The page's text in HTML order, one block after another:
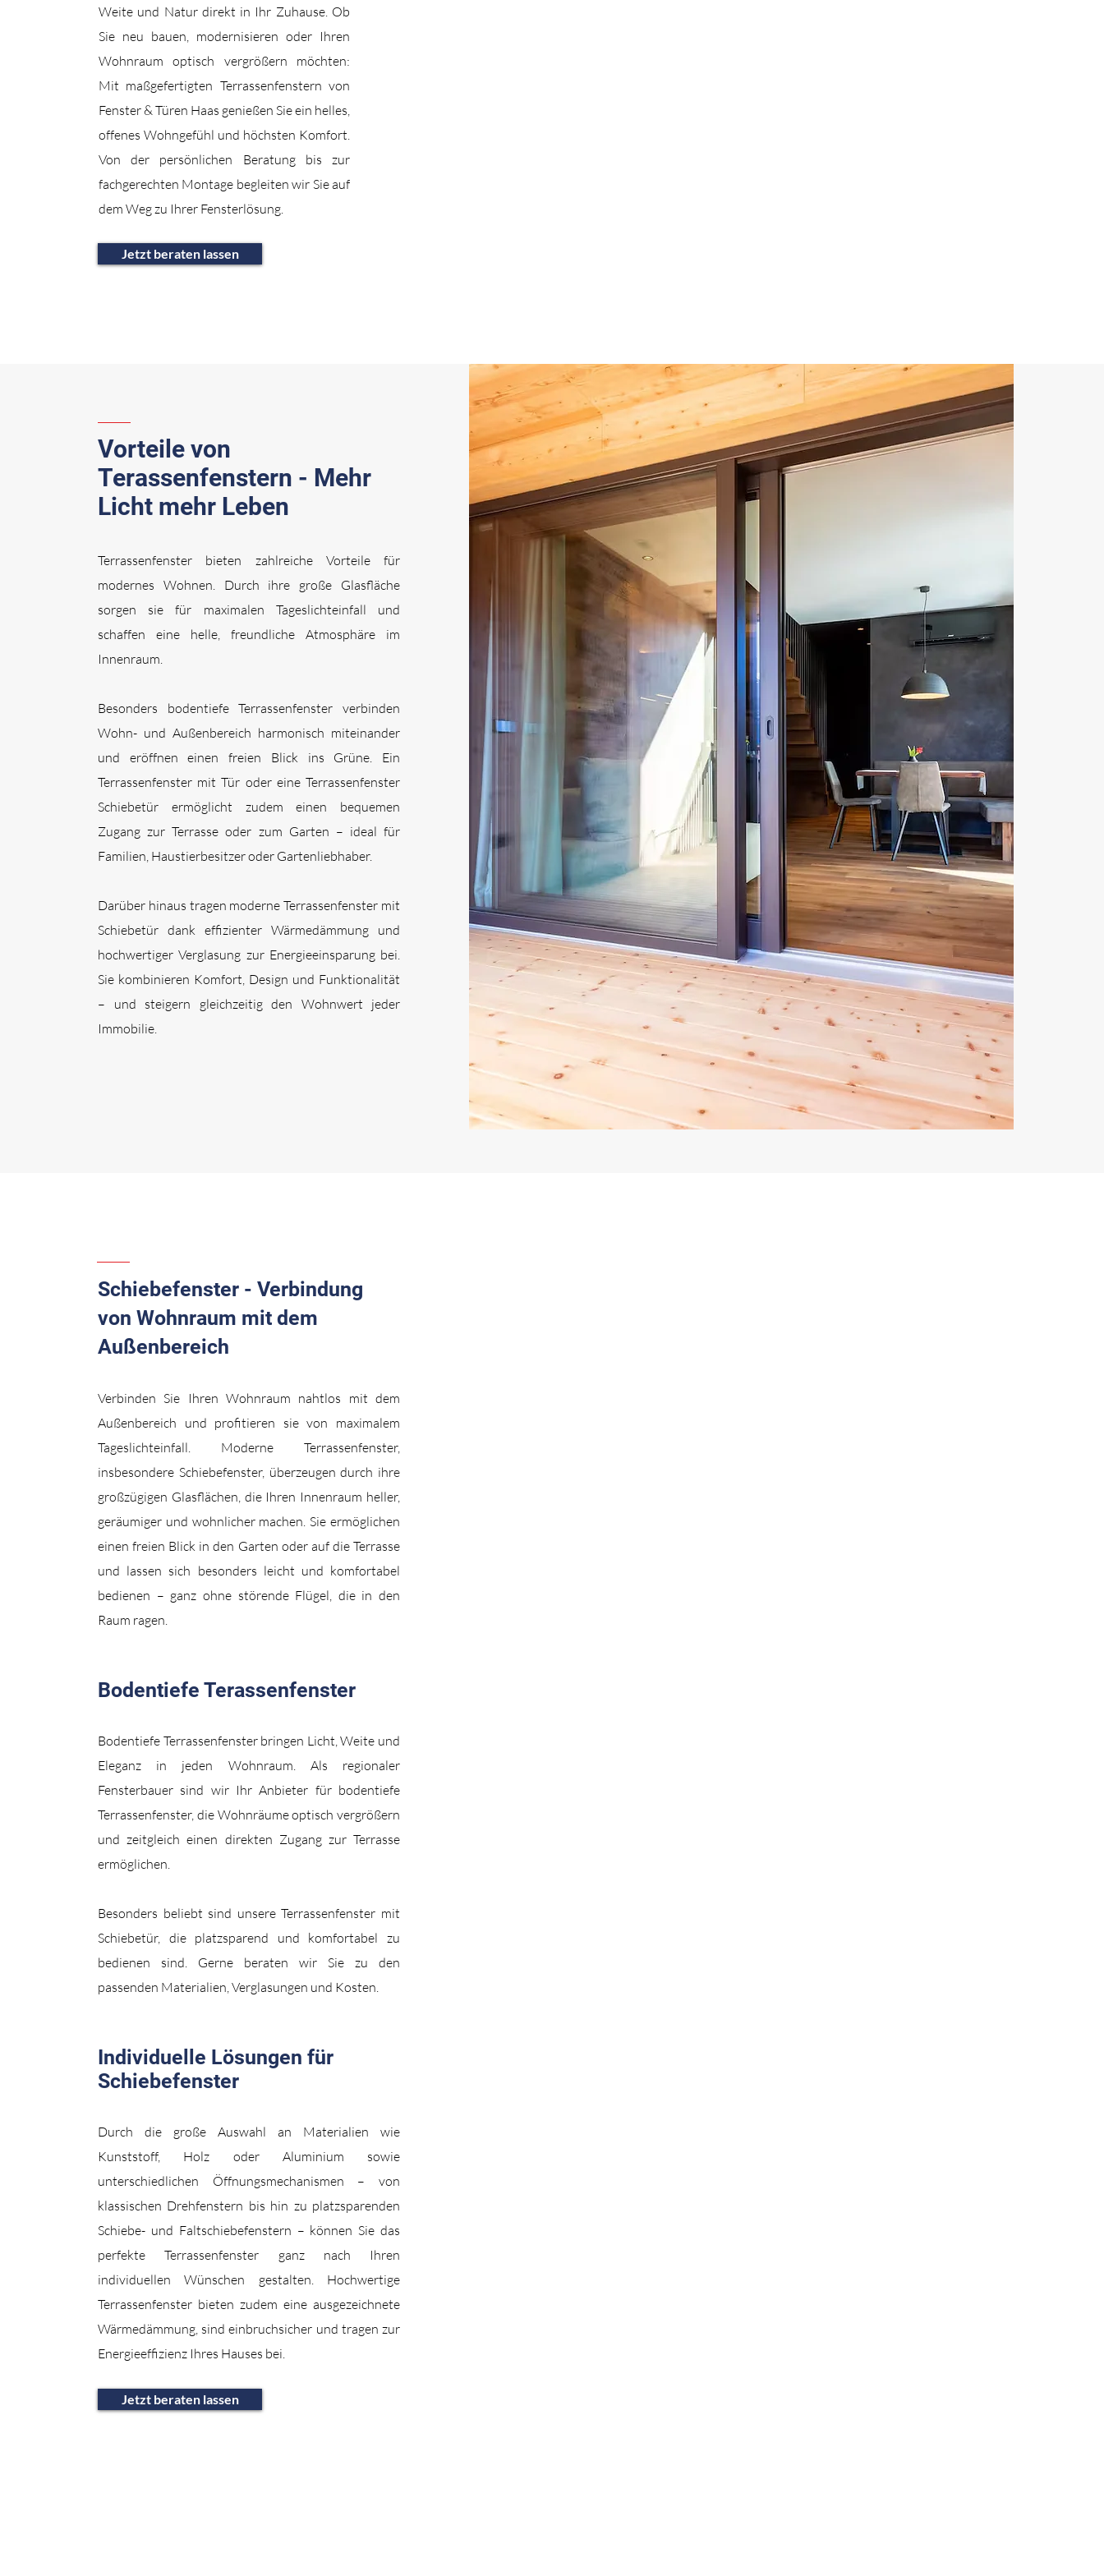
Weite und Natur direkt in Ihr Zuhause. Ob
Sie neu bauen, modernisieren oder Ihren
Wohnraum optisch vergrößern möchten:
Mit maßgefertigten Terrassenfenstern von
Fenster & Türen Haas genießen Sie ein helles,
offenes Wohngefühl und höchsten Komfort.
Von der persönlichen Beratung bis zur
fachgerechten Montage begleiten wir Sie auf
dem Weg zu Ihrer Fensterlösung.
Jetzt beraten lassen
Vorteile von
Terassenfenstern - Mehr
Licht mehr Leben
Terrassenfenster bieten zahlreiche Vorteile für
modernes Wohnen. Durch ihre große Glasfläche
sorgen sie für maximalen Tageslichteinfall und
schaffen eine helle, freundliche Atmosphäre im
Innenraum.
Besonders bodentiefe Terrassenfenster verbinden
Wohn- und Außenbereich harmonisch miteinander
und eröffnen einen freien Blick ins Grüne. Ein
Terrassenfenster mit Tür oder eine Terrassenfenster
Schiebetür ermöglicht zudem einen bequemen
Zugang zur Terrasse oder zum Garten – ideal für
Familien, Haustierbesitzer oder Gartenliebhaber.
Darüber hinaus tragen moderne Terrassenfenster mit
Schiebetür dank effizienter Wärmedämmung und
hochwertiger Verglasung zur Energieeinsparung bei.
Sie kombinieren Komfort, Design und Funktionalität
– und steigern gleichzeitig den Wohnwert jeder
Immobilie.
Schiebefenster - Verbindung
von Wohnraum mit dem
Außenbereich
Verbinden Sie Ihren Wohnraum nahtlos mit dem
Außenbereich und profitieren sie von maximalem
Tageslichteinfall. Moderne Terrassenfenster,
insbesondere Schiebefenster, überzeugen durch ihre
großzügigen Glasflächen, die Ihren Innenraum heller,
geräumiger und wohnlicher machen. Sie ermöglichen
einen freien Blick in den Garten oder auf die Terrasse
und lassen sich besonders leicht und komfortabel
bedienen – ganz ohne störende Flügel, die in den
Raum ragen.
Bodentiefe Terassenfenster
Bodentiefe Terrassenfenster bringen Licht, Weite und
Eleganz in jeden Wohnraum. Als regionaler
Fensterbauer sind wir Ihr Anbieter für bodentiefe
Terrassenfenster, die Wohnräume optisch vergrößern
und zeitgleich einen direkten Zugang zur Terrasse
ermöglichen.
Besonders beliebt sind unsere Terrassenfenster mit
Schiebetür, die platzsparend und komfortabel zu
bedienen sind. Gerne beraten wir Sie zu den
passenden Materialien, Verglasungen und Kosten.
Individuelle Lösungen für
Schiebefenster
Durch die große Auswahl an Materialien wie
Kunststoff, Holz oder Aluminium sowie
unterschiedlichen Öffnungsmechanismen – von
klassischen Drehfenstern bis hin zu platzsparenden
Schiebe- und Faltschiebefenstern – können Sie das
perfekte Terrassenfenster ganz nach Ihren
individuellen Wünschen gestalten. Hochwertige
Terrassenfenster bieten zudem eine ausgezeichnete
Wärmedämmung, sind einbruchsicher und tragen zur
Energieeffizienz Ihres Hauses bei.
Jetzt beraten lassen